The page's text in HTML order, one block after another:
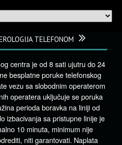
TELEFONOM
centra je od 8 sati ujutru do 24
besplatne poruke telefonskog
vezu sa slobodnim operaterom
operatera uključuje se poruka
perioda boravka na liniji od
izbacivanja sa pristupne linije je
10 minuta, minimum nije
niti garantovati. Naplata